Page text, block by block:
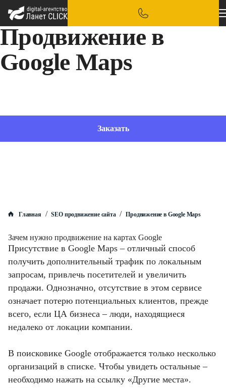
Продвижение в
Google Maps
Заказать
Главная / SEO продвижение сайта / Продвижение в Google Maps
Зачем нужно продвижение на картах Google
Присутствие в Google Maps – отличный способ
получить дополнительный трафик по локальным
запросам, привлечь посетителей и увеличить
продажи. Однозначно, отсутствие в этом сервисе
означает потерю потенциальных клиентов, прежде
всего, если ЦА бизнеса – люди, находящиеся
недалеко от локации компании.
В поисковике Google отображается только несколько
организаций в списке. Чтобы увидеть остальные –
необходимо нажать на ссылку «Другие места».